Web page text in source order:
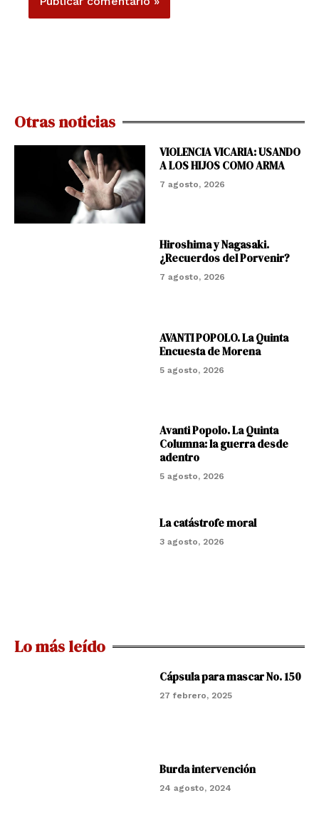
Otras noticias
VIOLENCIA VICARIA: USANDO
A LOS HIJOS COMO ARMA
7 agosto, 2026
Hiroshima y Nagasaki.
¿Recuerdos del Porvenir?
7 agosto, 2026
AVANTI POPOLO. La Quinta
Encuesta de Morena
5 agosto, 2026
Avanti Popolo. La Quinta
Columna: la guerra desde
adentro
5 agosto, 2026
La catástrofe moral
3 agosto, 2026
Lo más leído
Cápsula para mascar No. 150
27 febrero, 2025
Burda intervención
24 agosto, 2024